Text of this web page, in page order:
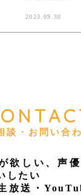
2023.09.30
談・お問い合
欲しい、声
したい
放送・